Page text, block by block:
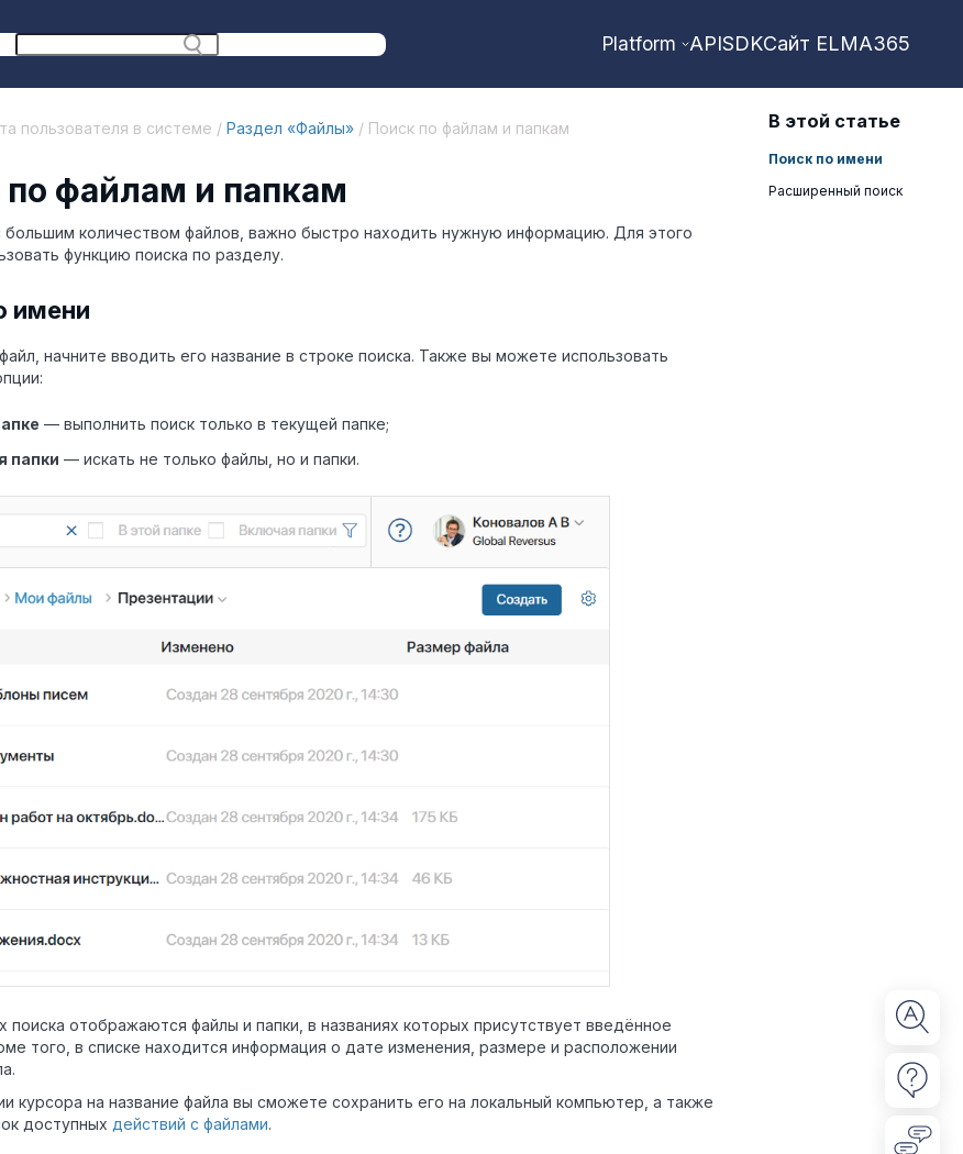
Platform APISDKСайт ELMA365
пользователя в системе / Раздел «Файлы» / Поиск по файлам и папкам
по файлам и папкам
большим количеством файлов, важно быстро находить нужную информацию. Для этого
функцию поиска по разделу.
имени
начните вводить его название в строке поиска. Также вы можете использовать
— выполнить поиск только в текущей папке;
папки — искать не только файлы, но и папки.
поиска отображаются файлы и папки, в названиях которых присутствует введённое
того, в списке находится информация о дате изменения, размере и расположении
курсора на название файла вы сможете сохранить его на локальный компьютер, а также
доступных действий с файлами.
В этой статье
Поиск по имени
Расширенный поиск